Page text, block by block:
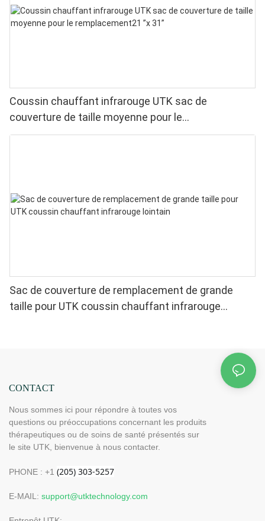
Coussin chauffant infrarouge UTK sac de
couverture de taille moyenne pour le
remplacement21 ”x 31”
Sac de couverture de remplacement de grande
taille pour UTK coussin chauffant infrarouge
CONTACT
Nous sommes ici pour répondre à toutes vos
questions ou préoccupations concernant les produits
thérapeutiques ou de soins de santé présentés sur
le site UTK, bienvenue à nous contacter.
PHONE : +1
E-MAIL: support@utktechnology.com